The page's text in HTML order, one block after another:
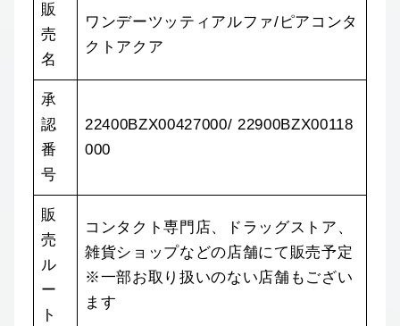
販
売
名
ワンデーツッティアルファ/ピアコンタ
クトアクア
承
認
番
号
22400BZX00427000/ 22900BZX00118
000
販
売
ル
ー
ト
コンタクト専門店、ドラッグストア、
雑貨ショップなどの店舗にて販売予定
※一部お取り扱いのない店舗もござい
ます